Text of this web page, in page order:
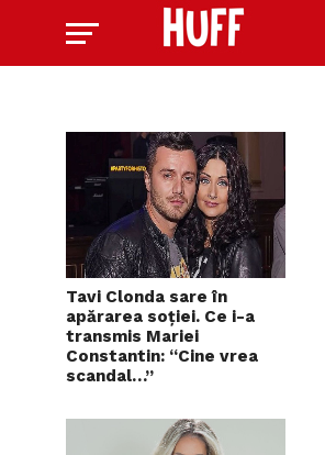
Tavi Clonda sare în
apărarea soției. Ce i-a
transmis Mariei
Constantin: “Cine vrea
scandal…”